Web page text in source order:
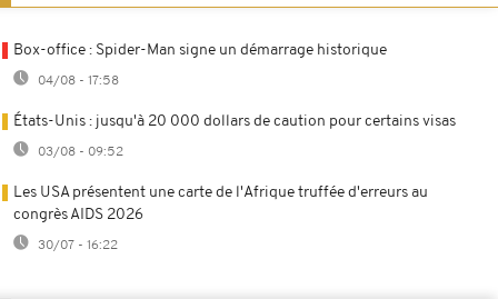
Box-office : Spider-Man signe un démarrage historique
04/08 - 17:58
États-Unis : jusqu'à 20 000 dollars de caution pour certains visas
03/08 - 09:52
Les USA présentent une carte de l'Afrique truffée d'erreurs au
congrès AIDS 2026
30/07 - 16:22